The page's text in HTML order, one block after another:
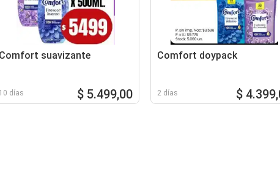
Comfort suavizante
10 días $ 5.499,00
Comfort doypack
2 días $